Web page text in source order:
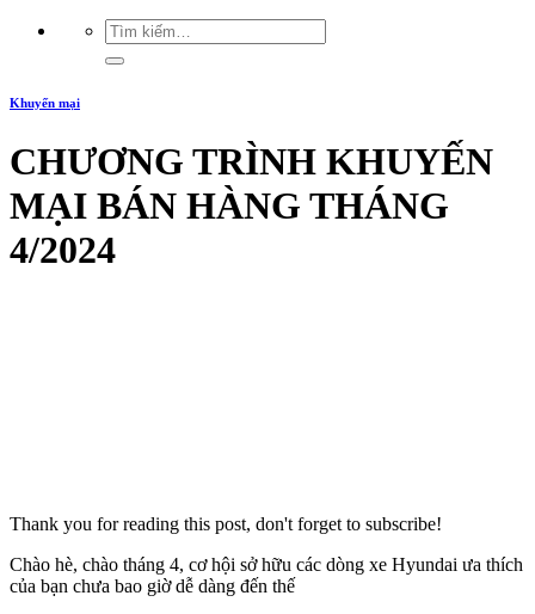
Khuyến mại
CHƯƠNG TRÌNH KHUYẾN
MẠI BÁN HÀNG THÁNG
4/2024
Thank you for reading this post, don't forget to subscribe!
Chào hè, chào tháng 4, cơ hội sở hữu các dòng xe Hyundai ưa thích
của bạn chưa bao giờ dễ dàng đến thế